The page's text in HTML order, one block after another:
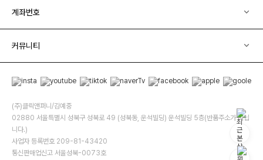
계좌번호
커뮤니티
(주)클릭앤퍼니/김예중
02880 서울특별시 성북구 성북로 49 (성북동, 운석빌딩) 운석빌딩 5층(반품주소가 아닙
니다.)
사업자 등록번호 209-81-43420
통신판매업신고 서울성북-0073호